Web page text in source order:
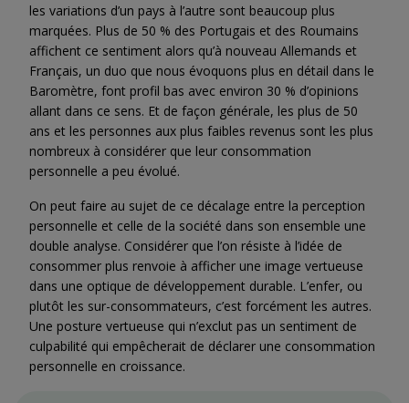
les variations d’un pays à l’autre sont beaucoup plus
marquées. Plus de 50 % des Portugais et des Roumains
affichent ce sentiment alors qu’à nouveau Allemands et
Français, un duo que nous évoquons plus en détail dans le
Baromètre, font profil bas avec environ 30 % d’opinions
allant dans ce sens. Et de façon générale, les plus de 50
ans et les personnes aux plus faibles revenus sont les plus
nombreux à considérer que leur consommation
personnelle a peu évolué.
On peut faire au sujet de ce décalage entre la perception
personnelle et celle de la société dans son ensemble une
double analyse. Considérer que l’on résiste à l’idée de
consommer plus renvoie à afficher une image vertueuse
dans une optique de développement durable. L’enfer, ou
plutôt les sur-consommateurs, c’est forcément les autres.
Une posture vertueuse qui n’exclut pas un sentiment de
culpabilité qui empêcherait de déclarer une consommation
personnelle en croissance.